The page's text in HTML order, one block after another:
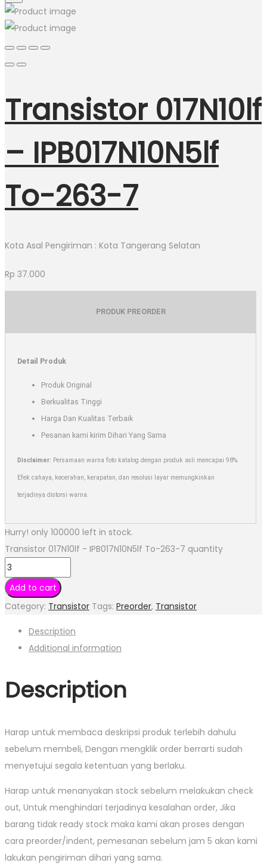
Transistor 017N10lf
– IPB017N10N5lf
To-263-7
Kota Asal Pengiriman : Kota Tangerang Selatan
Rp 37.000
PRODUK PREORDER
Detail Produk
Produk Original
Berkualitas Tinggi
Harga Dan Kualitas Terbaik
Pesanan kami kirim Dihari Yang Sama
Disclaimer: Persamaan warna foto katalog dengan produk asli mencapai 98%.
Efek cahaya, kecerahan, kerapatan, dan resolusi layar memungkinkan
terjadinya distorsi warna.
Hurry! only 100000 left in stock.
Transistor 017N10lf - IPB017N10N5lf To-263-7 quantity
Add to cart
Category: Transistor Tags: Preorder, Transistor
Description
Additional information
Description
Harap untuk membaca deskripsi produk terlebih dahulu
sebelum membeli, Dengan mengklik order berrarti sudah
menyetujui segala ketentuan yang berlaku.
Harap untuk menanyakan stock sebelum melakukan check
out, Untuk menghindari terjadinya kesalahan order, Jika
barang tidak ready stock maka kami akan proses dengan
cara preorder/indent, pemesanan sebelum jam 5 akan kami
lakukan pengiriman dihari yang sama.